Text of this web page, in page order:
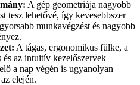
A gép geometriája nagyobb
tesz lehetővé, így kevesebbszer
munkavégzést és nagyobb
A tágas, ergonomikus fülke, a
és az intuitív kezelőszervek
a nap végén is ugyanolyan
elején.